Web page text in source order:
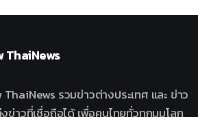
ThaiNews
รวมข่าวต่างประเทศ และ ข่าว
ข่าวที่เชื่อถือได้ เพื่อคนไทยทั่วทุกมุมโลก